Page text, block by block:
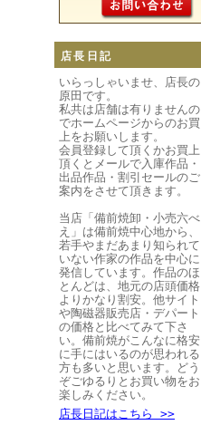
店長日記
いらっしゃいませ、店長の
原田です。
私共は店舗は有りませんの
でホームページからのお買
上をお願いします。
会員登録して頂くかお買上
頂くとメールで入庫作品・
出品作品・割引セールのご
案内をさせて頂きます。
当店「備前焼卸・小売六べ
え」は備前焼中心地から、
若手やまだあまり知られて
いない作家の作品を中心に
発信しています。作品のほ
とんどは、地元の店頭価格
よりかなり割安。他サイト
や陶磁器販売店・デパート
の価格と比べてみて下さ
い。備前焼がこんなに格安
に手にはいるのが思われる
方も多いと思います。どう
ぞごゆるりとお買い物をお
楽しみください。
店長日記はこちら >>